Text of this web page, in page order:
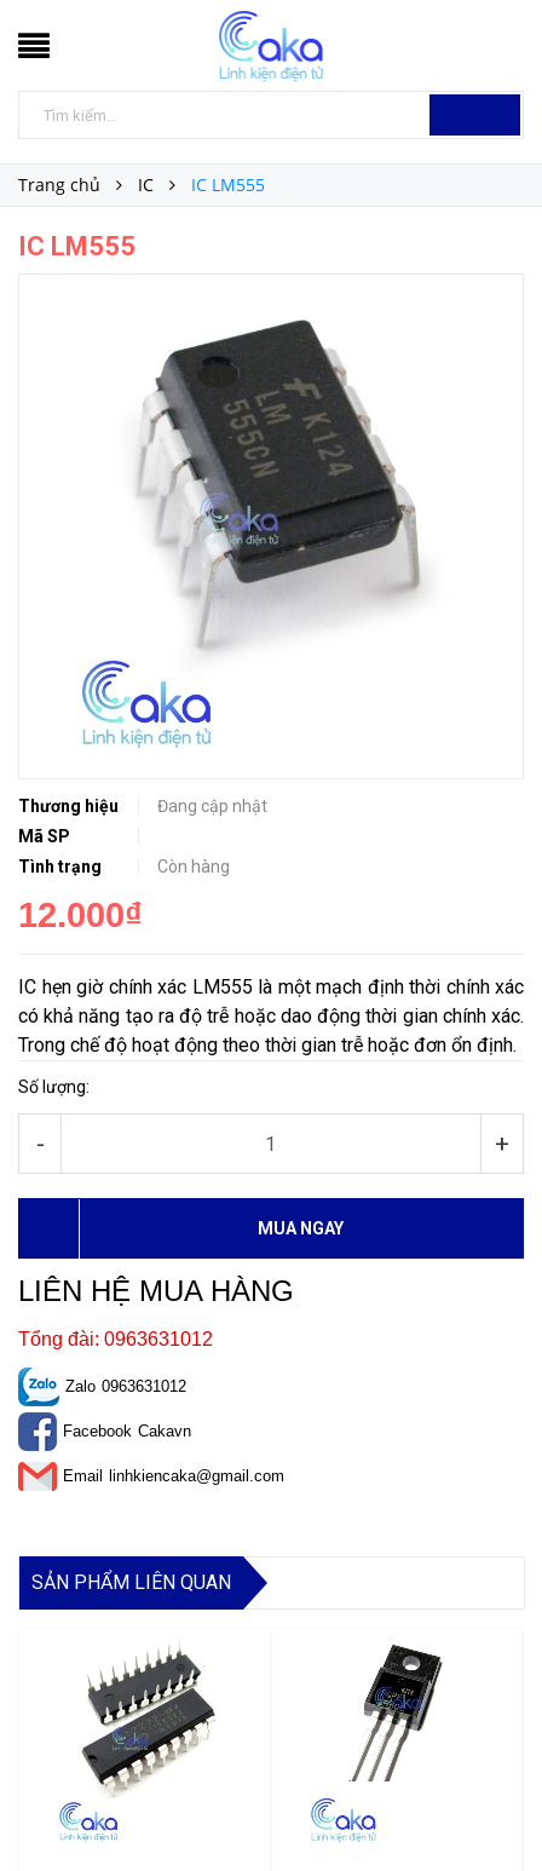
Trang chủ IC IC LM555
IC LM555
Thương hiệu
Đang cập nhật
Mã SP
Tình trạng
Còn hàng
12.000₫
IC hẹn giờ chính xác LM555 là một mạch định thời chính xác
có khả năng tạo ra độ trễ hoặc dao động thời gian chính xác.
Trong chế độ hoạt động theo thời gian trễ hoặc đơn ổn định.
Số lượng:
- +
MUA NGAY
LIÊN HỆ MUA HÀNG
Tổng đài: 0963631012
Zalo 0963631012
Facebook Cakavn
Email linhkiencaka@gmail.com
SẢN PHẨM LIÊN QUAN